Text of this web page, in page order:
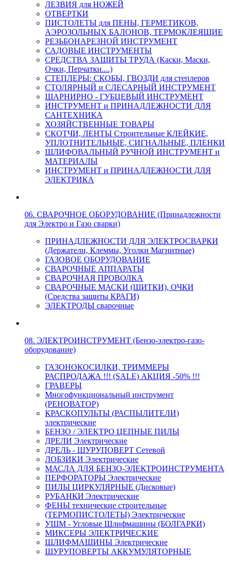
ЛЕЗВИЯ для НОЖЕЙ
ОТВЕРТКИ
ПИСТОЛЕТЫ для ПЕНЫ, ГЕРМЕТИКОВ,
АЭРОЗОЛЬНЫХ БАЛОНОВ, ТЕРМОКЛЕЯЩИЕ
РЕЗЬБОНАРЕЗНОЙ ИНСТРУМЕНТ
САДОВЫЕ ИНСТРУМЕНТЫ
СРЕДСТВА ЗАЩИТЫ ТРУДА (Каски, Маски,
Очки, Перчатки....)
СТЕПЛЕРЫ: СКОБЫ, ГВОЗДИ для степлеров
СТОЛЯРНЫЙ и СЛЕСАРНЫЙ ИНСТРУМЕНТ
ШАРНИРНО - ГУБЦЕВЫЙ ИНСТРУМЕНТ
ИНСТРУМЕНТ и ПРИНАДЛЕЖНОСТИ ДЛЯ
САНТЕХНИКА
ХОЗЯЙСТВЕННЫЕ ТОВАРЫ
СКОТЧИ, ЛЕНТЫ Строительные КЛЕЙКИЕ,
УПЛОТНИТЕЛЬНЫЕ, СИГНАЛЬНЫЕ, ПЛЕНКИ
ШЛИФОВАЛЬНЫЙ РУЧНОЙ ИНСТРУМЕНТ и
МАТЕРИАЛЫ
ИНСТРУМЕНТ и ПРИНАДЛЕЖНОСТИ ДЛЯ
ЭЛЕКТРИКА
06. СВАРОЧНОЕ ОБОРУДОВАНИЕ (Принадлежности
для Электро и Газо сварки)
ПРИНАДЛЕЖНОСТИ ДЛЯ ЭЛЕКТРОСВАРКИ
(Держатели, Клеммы, Уголки Магнитные)
ГАЗОВОЕ ОБОРУДОВАНИЕ
СВАРОЧНЫЕ АППАРАТЫ
СВАРОЧНАЯ ПРОВОЛКА
СВАРОЧНЫЕ МАСКИ (ЩИТКИ), ОЧКИ
(Средства защиты КРАГИ)
ЭЛЕКТРОДЫ сварочные
08. ЭЛЕКТРОИНСТРУМЕНТ (Бензо-электро-газо-
оборудование)
ГАЗОНОКОСИЛКИ, ТРИММЕРЫ
РАСПРОДАЖА !!! (SALE) АКЦИЯ -50% !!!
ГРАВЕРЫ
Многофункциональный инструмент
(РЕНОВАТОР)
КРАСКОПУЛЬТЫ (РАСПЫЛИТЕЛИ)
электрические
БЕНЗО / ЭЛЕКТРО ЦЕПНЫЕ ПИЛЫ
ДРЕЛИ Электрические
ДРЕЛЬ - ШУРУПОВЕРТ Сетевой
ЛОБЗИКИ Электрические
МАСЛА ДЛЯ БЕНЗО-ЭЛЕКТРОИНСТРУМЕНТА
ПЕРФОРАТОРЫ Электрические
ПИЛЫ ЦИРКУЛЯРНЫЕ (Дисковые)
РУБАНКИ Электрические
ФЕНЫ технические строительные
(ТЕРМОПИСТОЛЕТЫ) Электрические
УШМ - Угловые Шлифмашины (БОЛГАРКИ)
МИКСЕРЫ ЭЛЕКТРИЧЕСКИЕ
ШЛИФМАШИНЫ Электрические
ШУРУПОВЕРТЫ АККУМУЛЯТОРНЫЕ